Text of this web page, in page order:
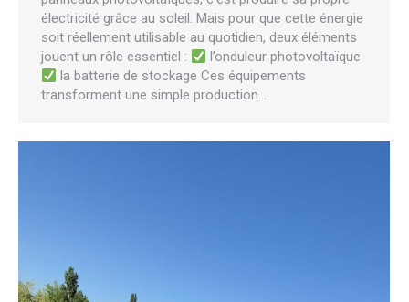
électricité grâce au soleil. Mais pour que cette énergie
soit réellement utilisable au quotidien, deux éléments
jouent un rôle essentiel :
l’onduleur photovoltaïque
la batterie de stockage Ces équipements
transforment une simple production…